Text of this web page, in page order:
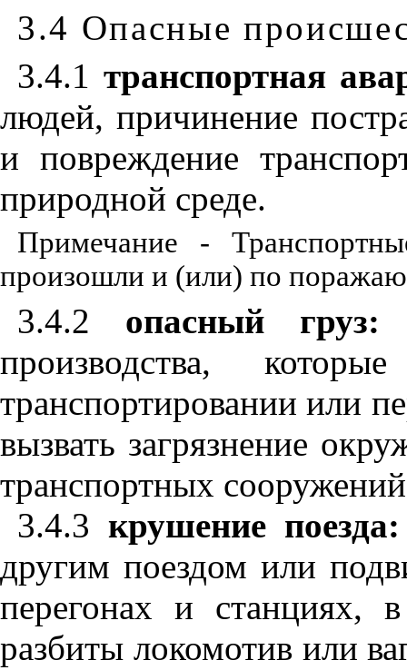
3.4 Опасные
3.4.1 транспортная
людей, причинение
и повреждение
природной среде.
Примечание -
произошли и (или) по
3.4.2 опасный груз:
производства,
транспортировании или
вызвать загрязнение
транспортных
3.4.3 крушение поезда:
другим поездом или
перегонах и станциях,
разбиты локомотив или